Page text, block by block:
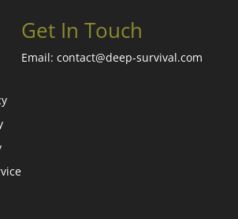
Get In Touch
Email: contact@deep-survival.com